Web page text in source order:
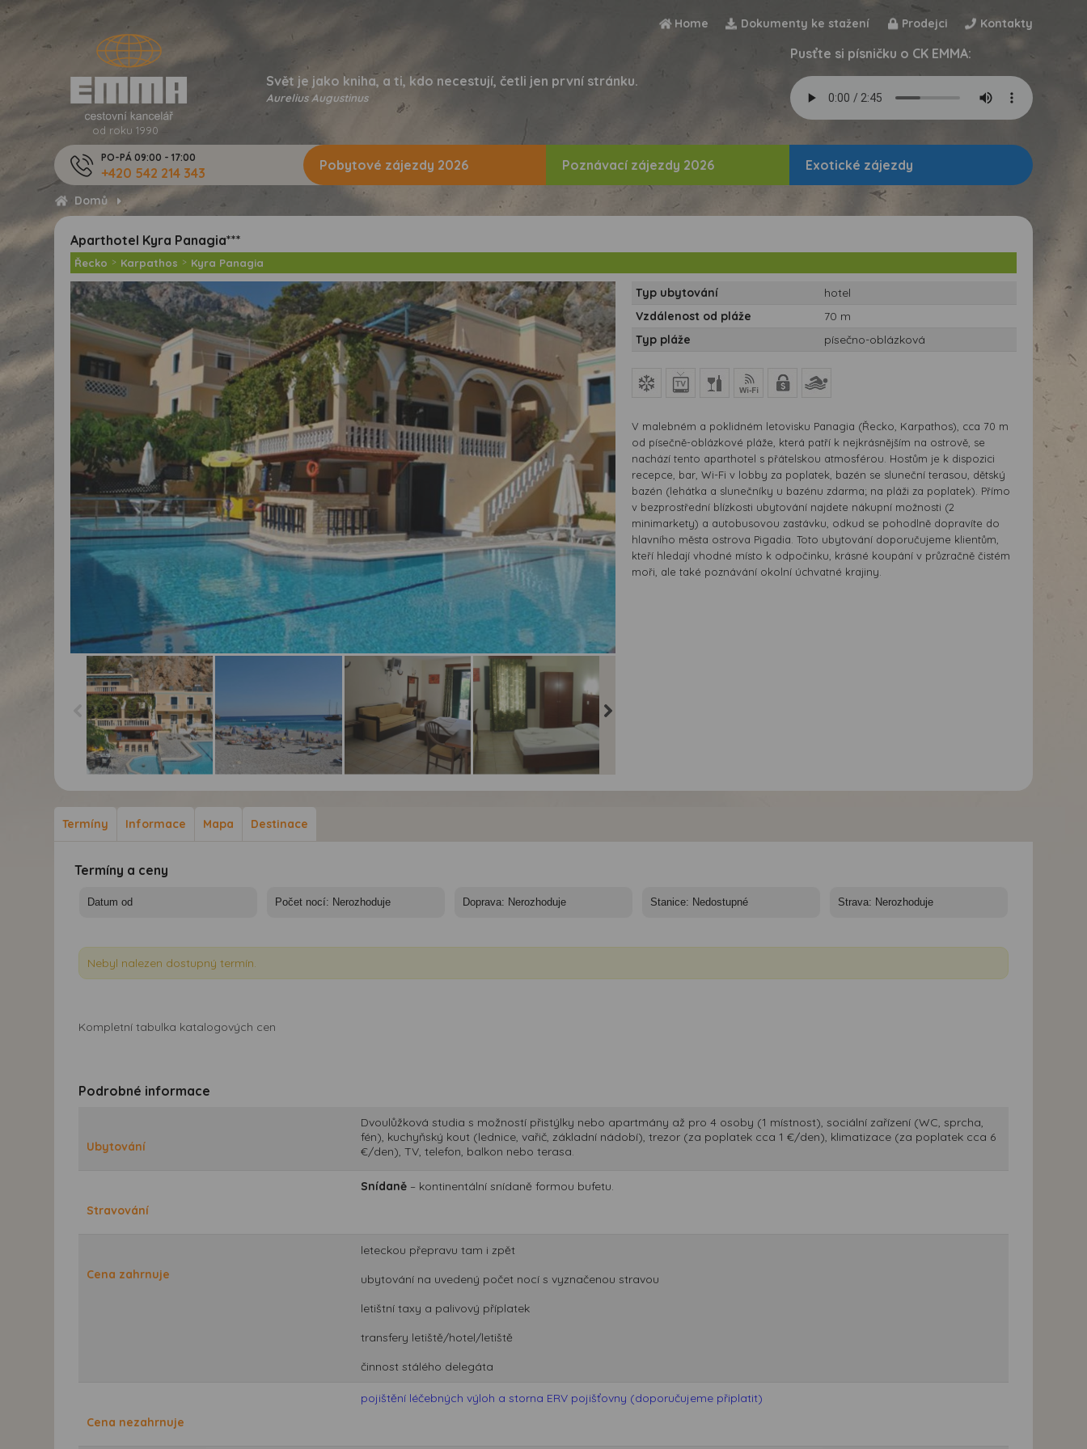
Home Dokumenty ke stažení Prodejci Kontakty
od roku 1990
Svět je jako kniha, a ti, kdo necestují, četli jen první stránku.
Aurelius Augustinus
Pusťte si písničku o CK EMMA:
PO-PÁ 09:00 - 17:00
+420 542 214 343
Domů
Pobytové zájezdy 2026 Poznávací zájezdy 2026 Exotické zájezdy
Aparthotel Kyra Panagia***
Řecko > Karpathos > Kyra Panagia
Kyra Panagia, hotel
Kyra Panagia
Kyra Panagia, hotel
Kyra Panagia
Typ ubytování
hotel
Vzdálenost od pláže
70 m
Typ pláže
písečno-oblázková
V malebném a poklidném letovisku Panagia (Řecko, Karpathos), cca 70 m
od písečně-oblázkové pláže, která patří k nejkrásnějším na ostrově, se
nachází tento aparthotel s přátelskou atmosférou. Hostům je k dispozici
recepce, bar, Wi-Fi v lobby za poplatek, bazén se sluneční terasou, dětský
bazén (lehátka a slunečníky u bazénu zdarma; na pláži za poplatek). Přímo
v bezprostřední blízkosti ubytování najdete nákupní možnosti (2
minimarkety) a autobusovou zastávku, odkud se pohodlně dopravíte do
hlavního města ostrova Pigadia. Toto ubytování doporučujeme klientům,
kteří hledají vhodné místo k odpočinku, krásné koupání v průzračně čistém
moři, ale také poznávání okolní úchvatné krajiny.
Termíny Informace Mapa Destinace
Termíny a ceny
Nebyl nalezen dostupný termín.
Kompletní tabulka katalogových cen
Podrobné informace
Ubytování
Dvoulůžková studia s možností přistýlky nebo apartmány až pro 4 osoby (1 místnost), sociální zařízení (WC, sprcha,
fén), kuchyňský kout (lednice, vařič, základní nádobí), trezor (za poplatek cca 1 €/den), klimatizace (za poplatek cca 6
€/den), TV, telefon, balkon nebo terasa.
Stravování
Snídaně – kontinentální snídaně formou bufetu.
Cena zahrnuje
leteckou přepravu tam i zpět
ubytování na uvedený počet nocí s vyznačenou stravou
letištní taxy a palivový příplatek
transfery letiště/hotel/letiště
činnost stálého delegáta
Cena nezahrnuje
pojištění léčebných výloh a storna ERV pojišťovny (doporučujeme připlatit)